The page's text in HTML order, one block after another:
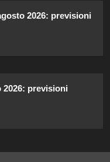
2026: previsioni
2026: previsioni